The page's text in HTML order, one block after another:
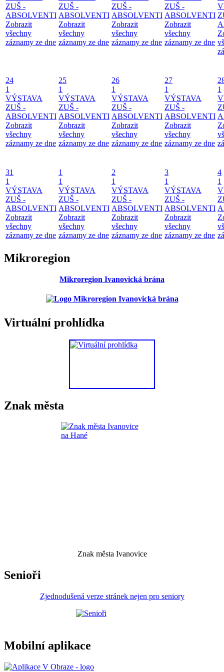
ZUŠ -
ABSOLVENTI
Zobrazit
všechny
záznamy ze dne
ZUŠ -
ABSOLVENTI
Zobrazit
všechny
záznamy ze dne
ZUŠ -
ABSOLVENTI
Zobrazit
všechny
záznamy ze dne
ZUŠ -
ABSOLVENTI
Zobrazit
všechny
záznamy ze dne
24
1
VÝSTAVA
ZUŠ -
ABSOLVENTI
Zobrazit
všechny
záznamy ze dne
25
1
VÝSTAVA
ZUŠ -
ABSOLVENTI
Zobrazit
všechny
záznamy ze dne
26
1
VÝSTAVA
ZUŠ -
ABSOLVENTI
Zobrazit
všechny
záznamy ze dne
27
1
VÝSTAVA
ZUŠ -
ABSOLVENTI
Zobrazit
všechny
záznamy ze dne
1
31
1
VÝSTAVA
ZUŠ -
ABSOLVENTI
Zobrazit
všechny
záznamy ze dne
1
1
VÝSTAVA
ZUŠ -
ABSOLVENTI
Zobrazit
všechny
záznamy ze dne
2
1
VÝSTAVA
ZUŠ -
ABSOLVENTI
Zobrazit
všechny
záznamy ze dne
3
1
VÝSTAVA
ZUŠ -
ABSOLVENTI
Zobrazit
všechny
záznamy ze dne
4
1
Mikroregion
Mikroregion Ivanovická brána
Virtuální prohlídka
Znak města
Znak města Ivanovice
Senioři
Zjednodušená verze stránek nejen pro seniory
Mobilní aplikace